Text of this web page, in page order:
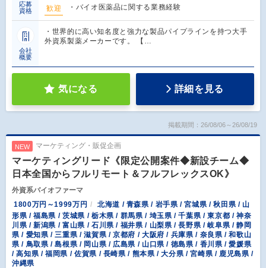
応募
資格
歓迎
・バイオ医薬品に関する業務経験
会社
概要
・世界的に高い知名度と強力な製品パイプラインを持つ大手
外資系製薬メーカーです。 【…
気になる 詳細を見る
掲載期間：26/08/06～26/08/19
NEW マーケティング・販促企画
マーケティングリード《限定公開案件◆新設チーム◆
日本全国からフルリモート＆フルフレックスOK》
外資系バイオファーマ
1800万円～1999万円
北海道 / 青森県 / 岩手県 / 宮城県 / 秋田県 / 山
形県 / 福島県 / 茨城県 / 栃木県 / 群馬県 / 埼玉県 / 千葉県 / 東京都 / 神奈
川県 / 新潟県 / 富山県 / 石川県 / 福井県 / 山梨県 / 長野県 / 岐阜県 / 静岡
県 / 愛知県 / 三重県 / 滋賀県 / 京都府 / 大阪府 / 兵庫県 / 奈良県 / 和歌山
県 / 鳥取県 / 島根県 / 岡山県 / 広島県 / 山口県 / 徳島県 / 香川県 / 愛媛県
/ 高知県 / 福岡県 / 佐賀県 / 長崎県 / 熊本県 / 大分県 / 宮崎県 / 鹿児島県 /
沖縄県